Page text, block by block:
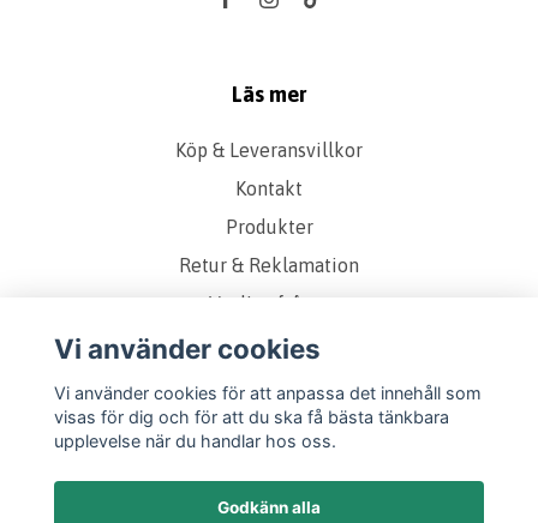
Läs mer
Köp & Leveransvillkor
Kontakt
Produkter
Retur & Reklamation
Vanliga frågor
Om oss
Storleks & Kvalitetsguide
Vi använder cookies
Vi använder cookies för att anpassa det innehåll som
visas för dig och för att du ska få bästa tänkbara
upplevelse när du handlar hos oss.
Godkänn alla